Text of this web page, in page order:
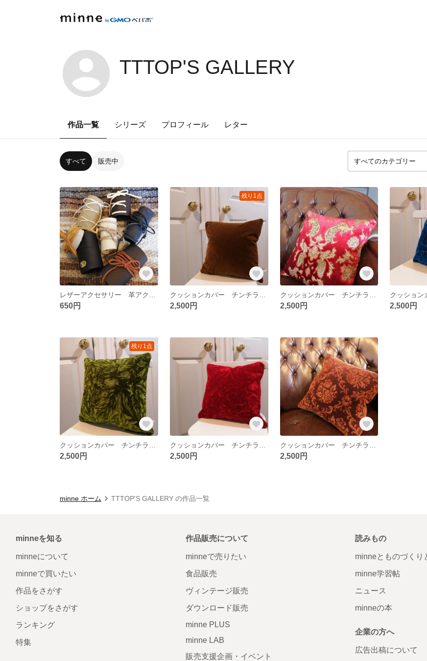
TTTOP'S GALLERY
作品一覧 シリーズ プロフィール レター
すべて 販売中
650円
残り1点
2,500円 2,500円 2,500円
残り1点
2,500円 2,500円 2,500円
minne ホーム TTTOP'S GALLERY の作品一覧
minneを知る
minneについて
minneで買いたい
作品をさがす
ショップをさがす
ランキング
特集
作品販売について
minneで売りたい
食品販売
ヴィンテージ販売
ダウンロード販売
minne PLUS
minne LAB
販売支援企画・イベント
読みもの
minneとものづくり
minne学習帖
ニュース
minneの本
企業の方へ
広告出稿について